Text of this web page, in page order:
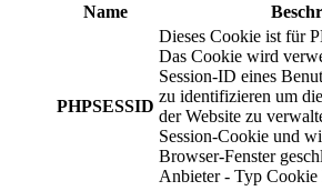
Name
PHPSESSID
Dieses Cookie ist für
Das Cookie wird
Session-ID eines
zu identifizieren um
der Website zu
Session-Cookie und
Browser-Fenster
Anbieter - Typ Cookie